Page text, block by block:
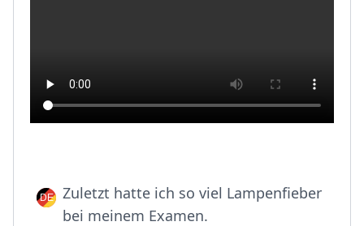
Zuletzt hatte ich so viel Lampenfieber
bei meinem Examen.